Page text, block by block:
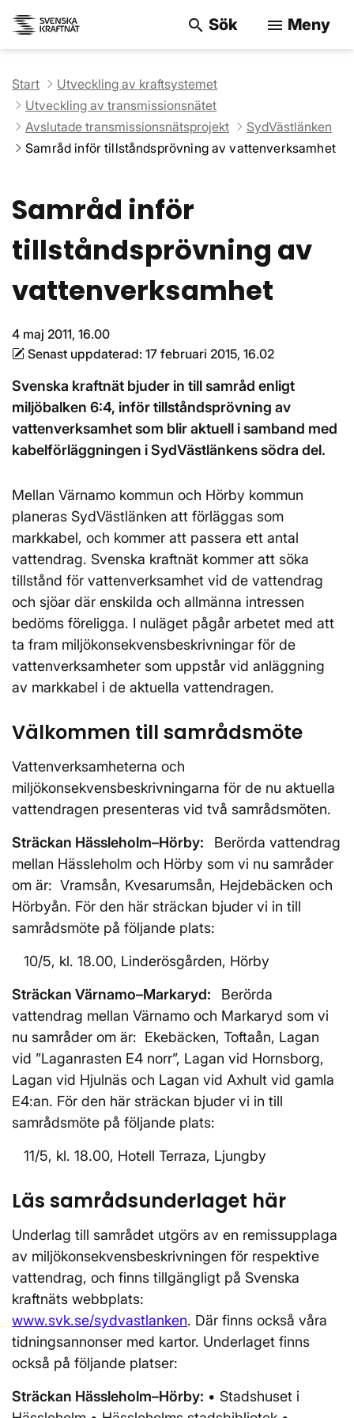
search Sök menu Meny
Start
Utveckling av kraftsystemet
Utveckling av transmissionsnätet
Avslutade transmissionsnätsprojekt
SydVästlänken
Samråd inför tillståndsprövning av vattenverksamhet
Samråd inför
tillståndsprövning av
vattenverksamhet
4 maj 2011, 16.00
Senast uppdaterad: 17 februari 2015, 16.02
Svenska kraftnät bjuder in till samråd enligt
miljöbalken 6:4, inför tillståndsprövning av
vattenverksamhet som blir aktuell i samband med
kabelförläggningen i SydVästlänkens södra del.
Mellan Värnamo kommun och Hörby kommun
planeras SydVästlänken att förläggas som
markkabel, och kommer att passera ett antal
vattendrag. Svenska kraftnät kommer att söka
tillstånd för vattenverksamhet vid de vattendrag
och sjöar där enskilda och allmänna intressen
bedöms föreligga. I nuläget pågår arbetet med att
ta fram miljökonsekvensbeskrivningar för de
vattenverksamheter som uppstår vid anläggning
av markkabel i de aktuella vattendragen.
Välkommen till samrådsmöte
Vattenverksamheterna och
miljökonsekvensbeskrivningarna för de nu aktuella
vattendragen presenteras vid två samrådsmöten.
Sträckan Hässleholm–Hörby:
Berörda vattendrag
mellan Hässleholm och Hörby som vi nu samråder
om är: Vramsån, Kvesarumsån, Hejdebäcken och
Hörbyån. För den här sträckan bjuder vi in till
samrådsmöte på följande plats:
10/5, kl. 18.00, Linderösgården, Hörby
Sträckan Värnamo–Markaryd:
Berörda
vattendrag mellan Värnamo och Markaryd som vi
nu samråder om är: Ekebäcken, Toftaån, Lagan
vid ”Laganrasten E4 norr”, Lagan vid Hornsborg,
Lagan vid Hjulnäs och Lagan vid Axhult vid gamla
E4:an. För den här sträckan bjuder vi in till
samrådsmöte på följande plats:
11/5, kl. 18.00, Hotell Terraza, Ljungby
Läs samrådsunderlaget här
Underlag till samrådet utgörs av en remissupplaga
av miljökonsekvensbeskrivningen för respektive
vattendrag, och finns tillgängligt på Svenska
kraftnäts webbplats:
www.svk.se/sydvastlanken. Där finns också våra
tidningsannonser med kartor. Underlaget finns
också på följande platser:
Sträckan Hässleholm–Hörby: • Stadshuset i